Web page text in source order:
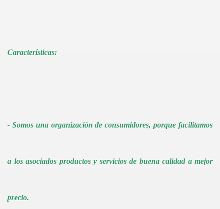
Características:
- Somos una organización de consumidores, porque facilitamos
a los asociados productos y servicios de buena calidad a mejor
precio.